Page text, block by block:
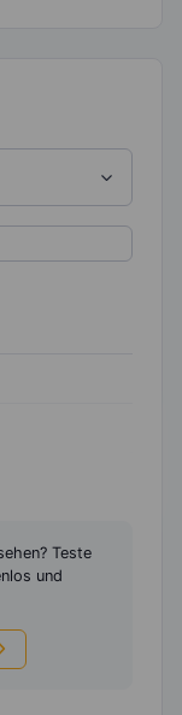
Teste
und